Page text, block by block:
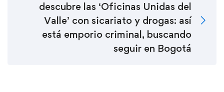
descubre las ‘Oficinas Unidas del
Valle’ con sicariato y drogas: así
está emporio criminal, buscando
seguir en Bogotá